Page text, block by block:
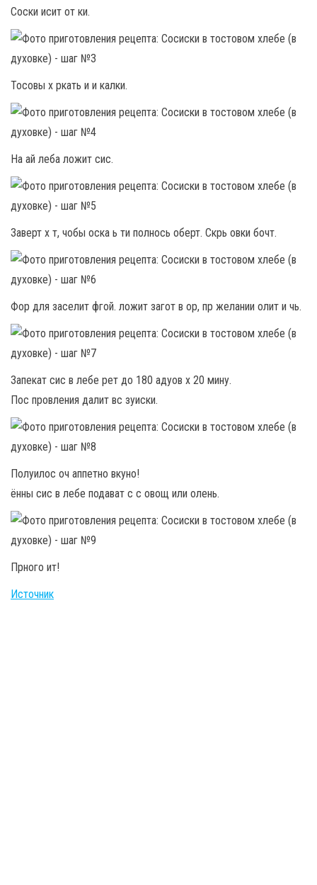
Соски исит от ки.
Тосовы х ркать и и калки.
На ай леба ложит сис.
Заверт х т, чобы оска ь ти полнось оберт. Скрь овки бочт.
Фор для заселит фгой. ложит загот в ор, пр желании олит и чь.
Запекат сис в лебе рет до 180 адуов х 20 мину.
Пос провления далит вс зуиски.
Полуилос оч аппетно вкуно!
ённы сис в лебе подават с с овощ или олень.
Прного ит!
Источник